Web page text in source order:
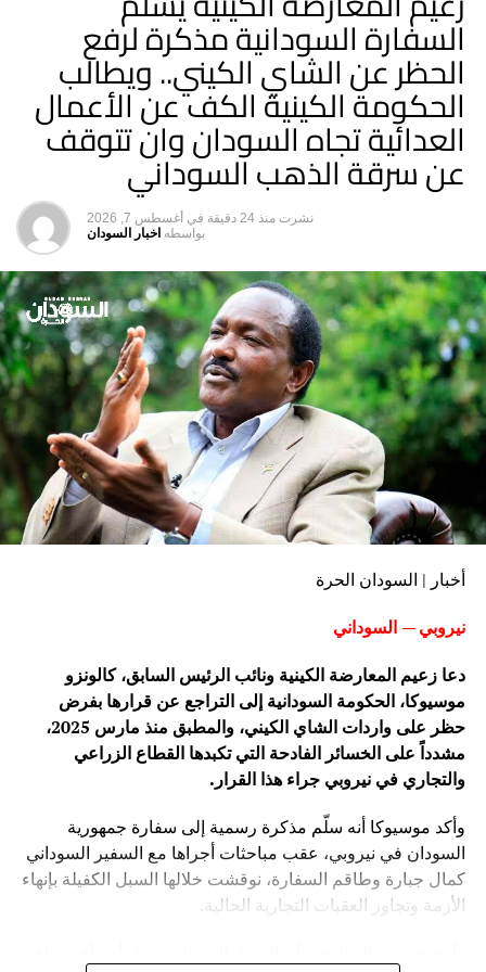
لا تفوت
الخرطوم..ٌقرار لوزيرة الشباب والرياضة حنان الحاكم –
السودان الحرة
السفارة السودانية مذكرة لرفع
الحظر عن الشاي الكيني.. ويطالب
الحكومة الكينية الكف عن الأعمال
العدائية تجاه السودان وان تتوقف
عن سرقة الذهب السوداني
نشرت منذ 24 دقيقة في أغسطس 7, 2026
بواسطه اخبار السودان
أخبار | السودان الحرة
نيروبي — السوداني
دعا زعيم المعارضة الكينية ونائب الرئيس السابق، كالونزو
موسيوكا، الحكومة السودانية إلى التراجع عن قرارها بفرض
حظر على واردات الشاي الكيني، والمطبق منذ مارس 2025،
مشدداً على الخسائر الفادحة التي تكبدها القطاع الزراعي
والتجاري في نيروبي جراء هذا القرار.
وأكد موسيوكا أنه سلّم مذكرة رسمية إلى سفارة جمهورية
السودان في نيروبي، عقب مباحثات أجراها مع السفير السوداني
كمال جبارة وطاقم السفارة، نوقشت خلالها السبل الكفيلة بإنهاء
الأزمة وتجاوز العقبات التجارية الحالية.